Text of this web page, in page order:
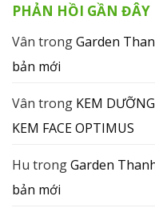
PHẢN HỒI GẦN ĐÂY
Vân trongGarden
bản mới
Vân trong KEM
KEM FACE OPTIMUS
Hu trongGarden
bản mới